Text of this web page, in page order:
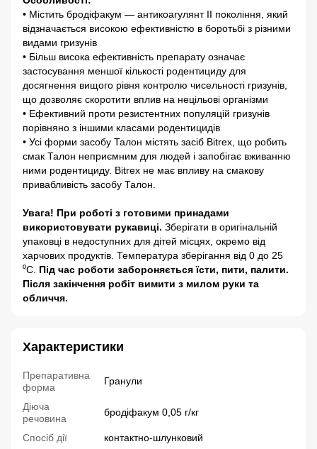
• Містить бродіфакум — антикоагулянт ІІ покоління, який
відзначається високою ефективністю в боротьбі з різними
видами гризунів
• Більш висока ефективність препарату означає
застосування меншої кількості родентициду для
досягнення вищого рівня контролю чисельності гризунів,
що дозволяє скоротити вплив на нецільові організми
• Ефективний проти резистентних популяцій гризунів
порівняно з іншими класами родентицидів
• Усі форми засобу Талон містять засіб Bitrex, що робить
смак Талон неприємним для людей і запобігає вживанню
ними родентициду. Bitrex не має впливу на смакову
привабливість засобу Талон.
Увага! При роботі з готовими принадами
використовувати рукавиці. Зберігати в оригінальній
упаковці в недоступних для дітей місцях, окремо від
харчових продуктів. Температура зберігання від 0 до 25
⁰С. Під час роботи забороняється їсти, пити, палити.
Після закінчення робіт вимити з милом руки та
обличчя.
Характеристики
Препаративна
форма
Гранули
Діюча
речовина
бродіфакум 0,05 г/кг
Спосіб дії
контактно-шлунковий